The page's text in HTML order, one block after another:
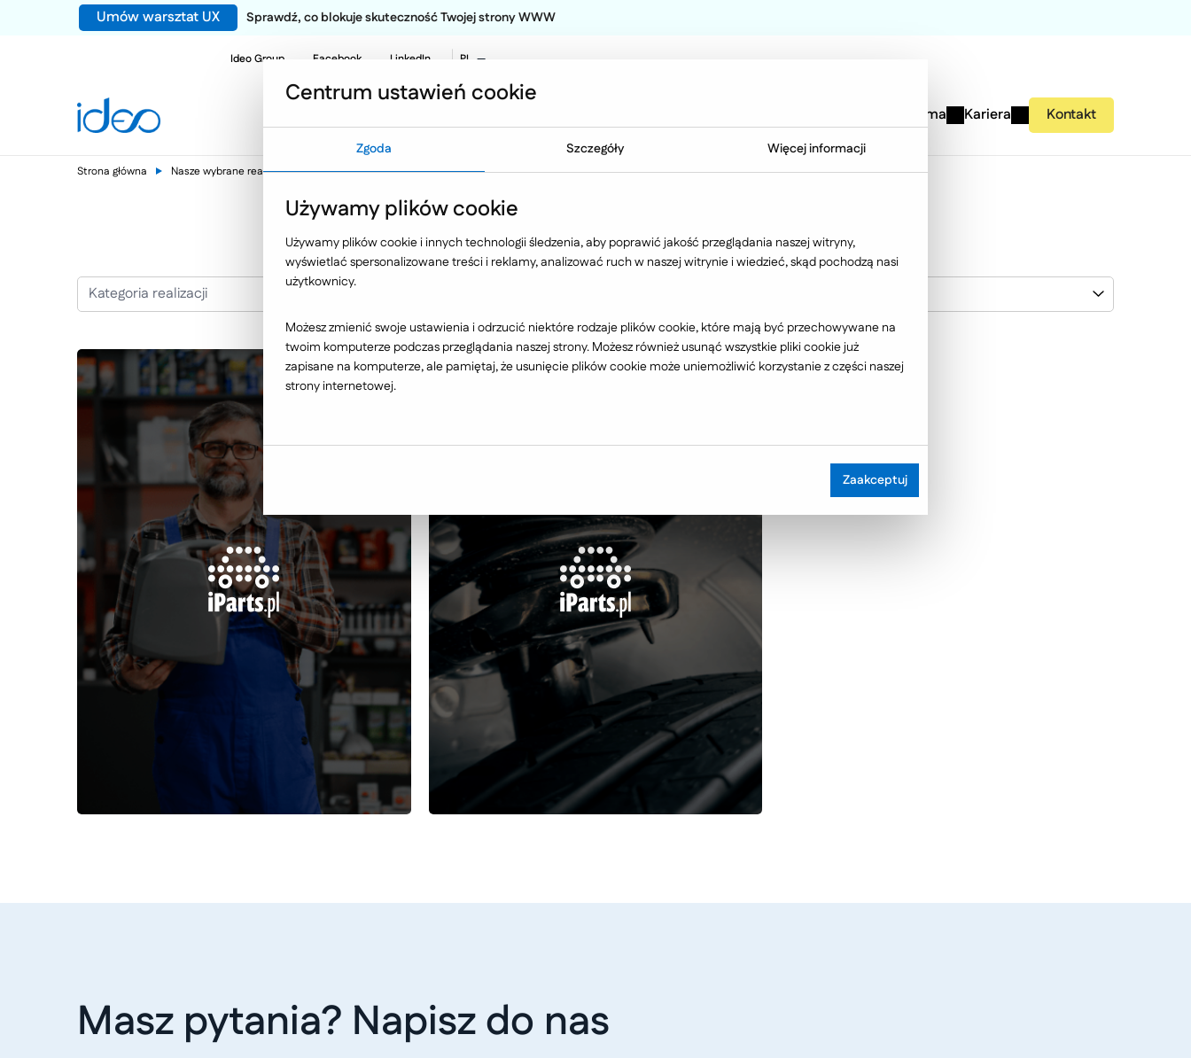
Umów warsztat UX Sprawdź, co blokuje skuteczność Twojej strony WWW
Ideo Group Facebook LinkedIn
PL
EN
NO
Firma Kariera Kontakt
Strona główna Nasze wybrane realizacje Motoryzacja, transport iParts
Kategoria realizacji
Masz pytania? Napisz do nas
Centrum ustawień cookie
Zgoda Szczegóły Więcej informacji
Używamy plików cookie
Używamy plików cookie i innych technologii śledzenia, aby poprawić jakość przeglądania naszej witryny,
wyświetlać spersonalizowane treści i reklamy, analizować ruch w naszej witrynie i wiedzieć, skąd pochodzą nasi
użytkownicy.
Możesz zmienić swoje ustawienia i odrzucić niektóre rodzaje plików cookie, które mają być przechowywane na
twoim komputerze podczas przeglądania naszej strony. Możesz również usunąć wszystkie pliki cookie już
zapisane na komputerze, ale pamiętaj, że usunięcie plików cookie może uniemożliwić korzystanie z części naszej
strony internetowej.
Zaakceptuj